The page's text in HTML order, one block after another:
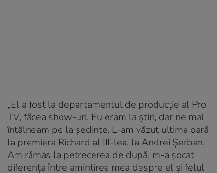
„El a fost la departamentul de producție al Pro
TV, făcea show-uri. Eu eram la știri, dar ne mai
întâlneam pe la ședințe. L-am văzut ultima oară
la premiera Richard al III-lea, la Andrei Șerban.
Am rămas la petrecerea de după, m-a șocat
diferența între amintirea mea despre el și felul